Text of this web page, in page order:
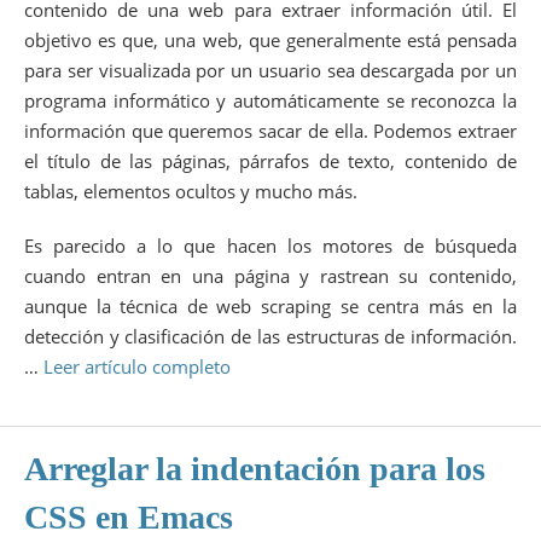
contenido de una web para extraer información útil. El
objetivo es que, una web, que generalmente está pensada
para ser visualizada por un usuario sea descargada por un
programa informático y automáticamente se reconozca la
información que queremos sacar de ella. Podemos extraer
el título de las páginas, párrafos de texto, contenido de
tablas, elementos ocultos y mucho más.
Es parecido a lo que hacen los motores de búsqueda
cuando entran en una página y rastrean su contenido,
aunque la técnica de web scraping se centra más en la
detección y clasificación de las estructuras de información.
… Leer artículo completo
Arreglar la indentación para los
CSS en Emacs